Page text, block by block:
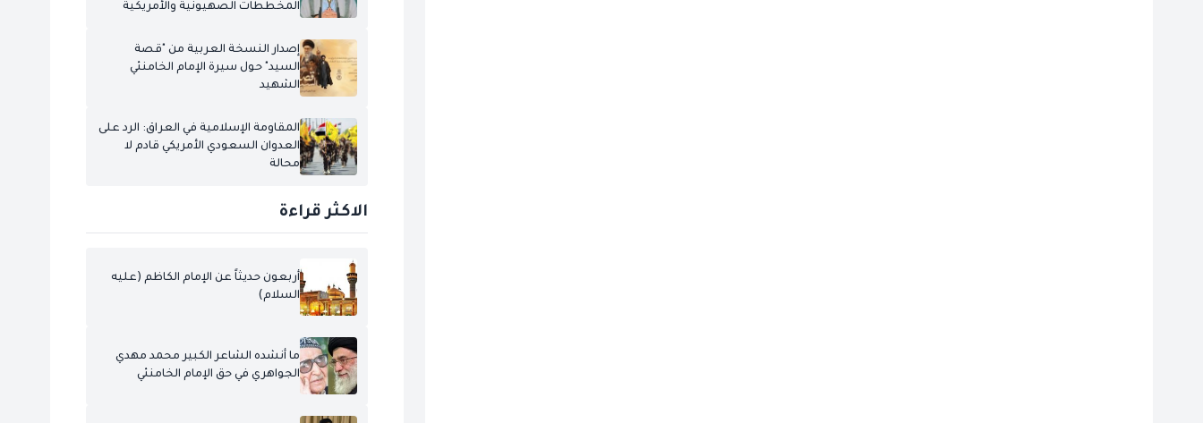
المخططات الصهيونية والأمريكية
إصدار النسخة العربية من "قصة
السيد" حول سيرة الإمام الخامنئي
الشهيد
المقاومة الإسلامية في العراق: الرد على
العدوان السعودي الأمريكي قادم لا
محالة
الاكثر قراءة
أربعون حديثاً عن الإمام الكاظم (عليه
السلام)
ما أنشده الشاعر الكبير محمد مهدي
الجواهري في حق الإمام الخامنئي